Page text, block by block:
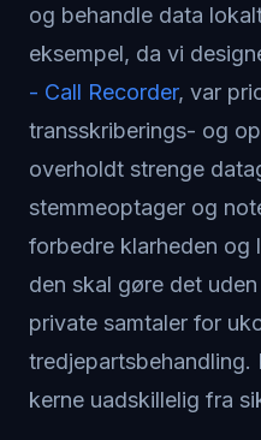
og behandle data
eksempel, da vi
- Call Recorder, var
transskriberings- og
overholdt strenge
stemmeoptager og
forbedre klarheden og
den skal gøre det
private samtaler for
tredjepartsbehandling.
kerne uadskillelig fra